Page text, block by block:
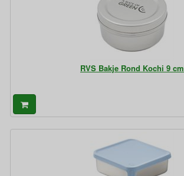
RVS Bakje Rond Kochi 9 cm